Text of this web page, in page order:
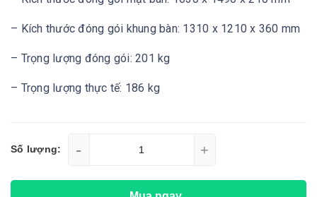
– Kích thước đóng gói khung bàn: 1310 x 1210 x 360 mm
– Trọng lượng đóng gói: 201 kg
– Trọng lượng thực tế: 186 kg
Số lượng: - +